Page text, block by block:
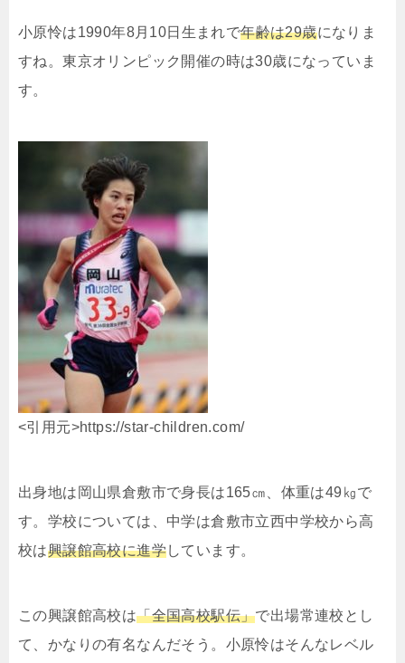
小原怜は1990年8月10日生まれで年齢は29歳になりま
すね。東京オリンピック開催の時は30歳になっていま
す。
<引用元>https://star-children.com/
出身地は岡山県倉敷市で身長は165㎝、体重は49㎏で
す。学校については、中学は倉敷市立西中学校から高
校は興譲館高校に進学しています。
この興譲館高校は「全国高校駅伝」で出場常連校とし
て、かなりの有名なんだそう。小原怜はそんなレベル